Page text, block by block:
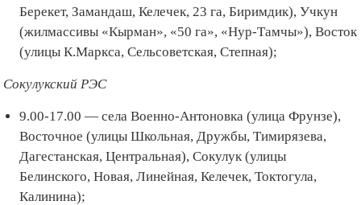
Берекет, Замандаш, Келечек, 23 га, Биримдик), Учкун
(жилмассивы «Кырман», «50 га», «Нур-Тамчы»), Восток
(улицы К.Маркса, Сельсоветская, Степная);
Сокулукский РЭС
9.00-17.00 — села Военно-Антоновка (улица Фрунзе),
Восточное (улицы Школьная, Дружбы, Тимирязева,
Дагестанская, Центральная), Сокулук (улицы
Белинского, Новая, Линейная, Келечек, Токтогула,
Калинина);